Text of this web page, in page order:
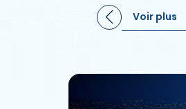
Voir plus